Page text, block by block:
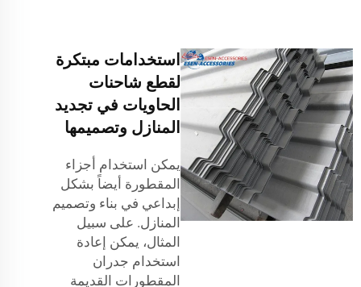
استخدامات مبتكرة
لقطع شاحنات
الحاويات في تجديد
المنازل وتصميمها
يمكن استخدام أجزاء
المقطورة أيضاً بشكل
إبداعي في بناء وتصميم
المنازل. على سبيل
المثال، يمكن إعادة
استخدام جدران
المقطورات القديمة